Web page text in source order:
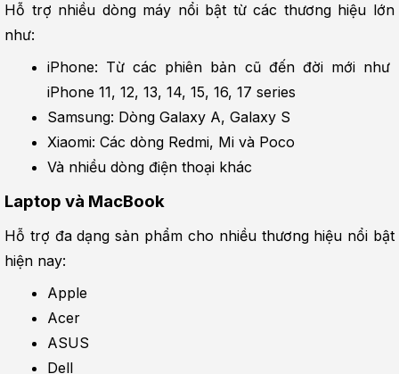
Hỗ trợ nhiều dòng máy nổi bật từ các thương hiệu lớn
như:
iPhone: Từ các phiên bản cũ đến đời mới như
iPhone 11, 12, 13, 14, 15, 16, 17 series
Samsung: Dòng Galaxy A, Galaxy S
Xiaomi: Các dòng Redmi, Mi và Poco
Và nhiều dòng điện thoại khác
Laptop và MacBook
Hỗ trợ đa dạng sản phẩm cho nhiều thương hiệu nổi bật
hiện nay:
Apple
Acer
ASUS
Dell